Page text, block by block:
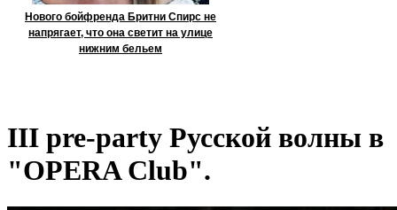
Нового бойфренда Бритни Спирс не
напрягает, что она светит на улице
нижним бельем
III pre-party Русской волны в
"OPERA Club".